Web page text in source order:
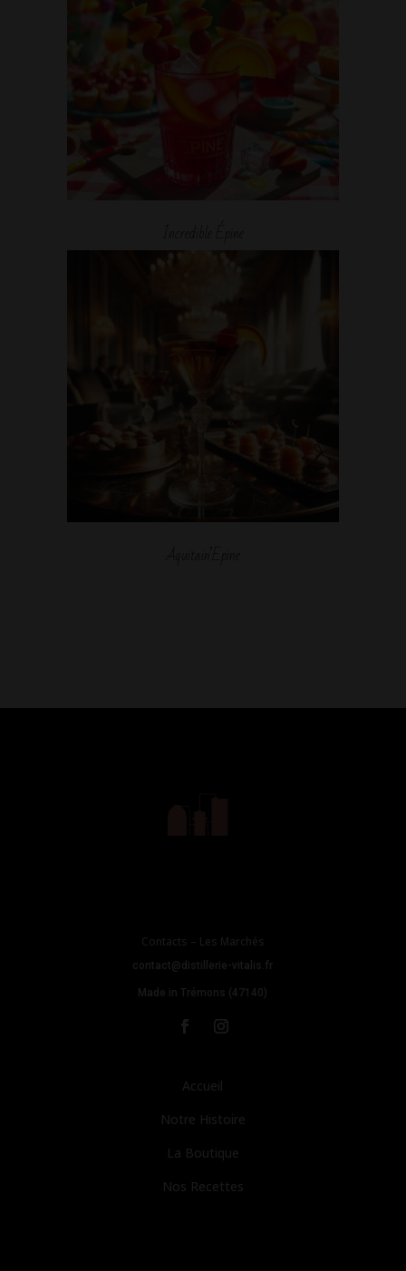
Contacts – Les Marchés
contact@distillerie-vitalis.fr
Made in Trémons (47140)
Accueil
Notre Histoire
La Boutique
Nos Recettes